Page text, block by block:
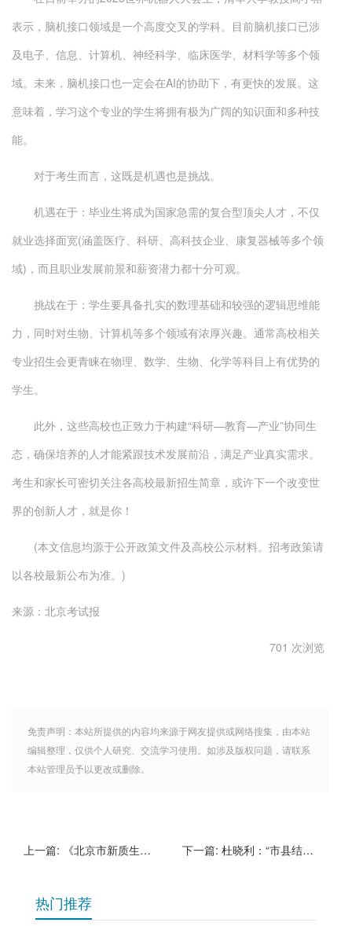
表示，脑机接口领域是一个高度交叉的学科。目前脑机接口已涉
及电子、信息、计算机、神经科学、临床医学、材料学等多个领
域。未来，脑机接口也一定会在AI的协助下，有更快的发展。这
意味着，学习这个专业的学生将拥有极为广阔的知识面和多种技
能。
对于考生而言，这既是机遇也是挑战。
机遇在于：毕业生将成为国家急需的复合型顶尖人才，不仅
就业选择面宽(涵盖医疗、科研、高科技企业、康复器械等多个领
域)，而且职业发展前景和薪资潜力都十分可观。
挑战在于：学生要具备扎实的数理基础和较强的逻辑思维能
力，同时对生物、计算机等多个领域有浓厚兴趣。通常高校相关
专业招生会更青睐在物理、数学、生物、化学等科目上有优势的
学生。
此外，这些高校也正致力于构建“科研—教育—产业”协同生
态，确保培养的人才能紧跟技术发展前沿，满足产业真实需求。
考生和家长可密切关注各高校最新招生简章，或许下一个改变世
界的创新人才，就是你！
(本文信息均源于公开政策文件及高校公示材料。招考政策请
以各校最新公布为准。)
来源：北京考试报
701 次浏览
免责声明：本站所提供的内容均来源于网友提供或网络搜集，由本站
编辑整理，仅供个人研究、交流学习使用。如涉及版权问题，请联系
本站管理员予以更改或删除。
上一篇: 《北京市新质生产力人力资源开发目录（2025年版）》发布 下一篇: 杜晓利：“市县结合”管理体制赋能县中振兴的内涵解析与实践路径
热门推荐